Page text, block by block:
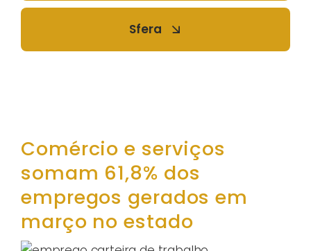
Sfera
Comércio e serviços
somam 61,8% dos
empregos gerados em
março no estado